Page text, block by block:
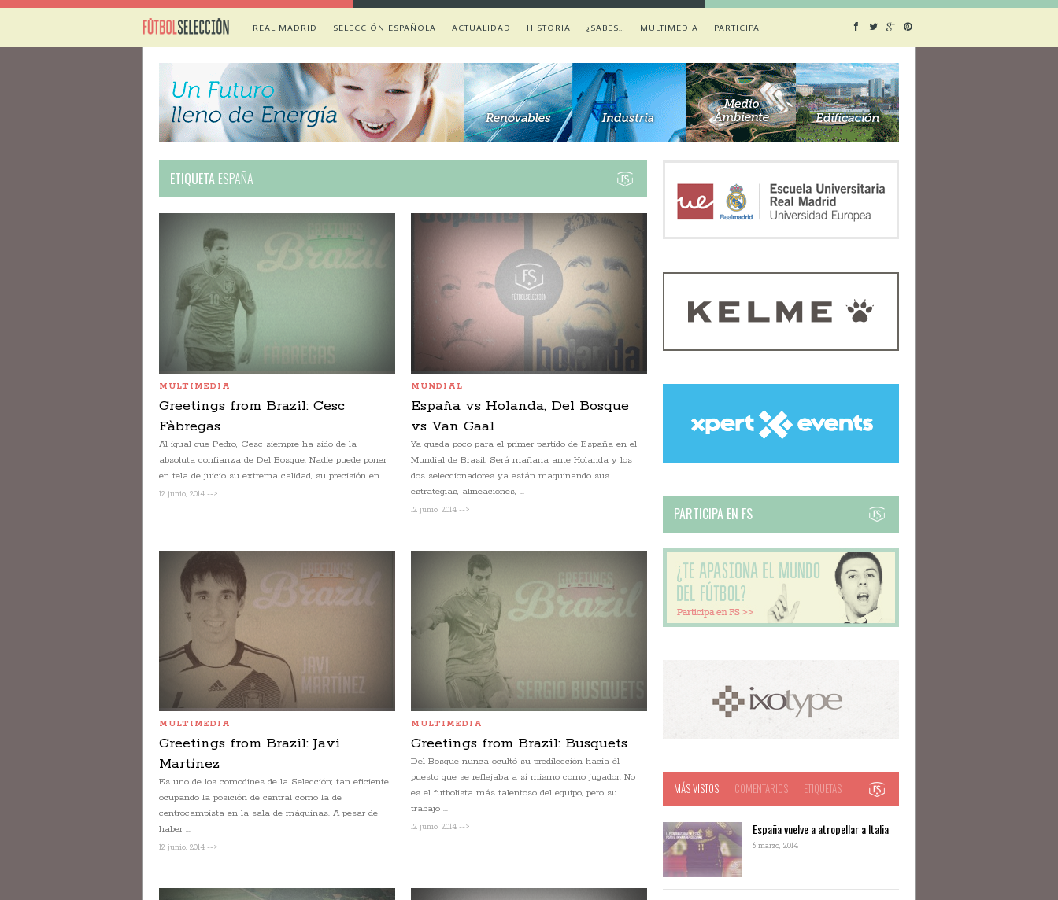
REAL MADRID SELECCIÓN ESPAÑOLA ACTUALIDAD HISTORIA ¿SABES… MULTIMEDIA PARTICIPA
ETIQUETA ESPAÑA
MULTIMEDIA
Greetings from Brazil: Cesc
Fàbregas
Al igual que Pedro, Cesc siempre ha sido de la
absoluta confianza de Del Bosque. Nadie puede poner
en tela de juicio su extrema calidad, su precisión en ...
12 junio, 2014 -->
MUNDIAL
España vs Holanda, Del Bosque
vs Van Gaal
Ya queda poco para el primer partido de España en el
Mundial de Brasil. Será mañana ante Holanda y los
dos seleccionadores ya están maquinando sus
estrategias, alineaciones, ...
12 junio, 2014 -->
MULTIMEDIA
Greetings from Brazil: Javi
Martínez
Es uno de los comodines de la Selección; tan eficiente
ocupando la posición de central como la de
centrocampista en la sala de máquinas. A pesar de
haber ...
12 junio, 2014 -->
MULTIMEDIA
Greetings from Brazil: Busquets
Del Bosque nunca ocultó su predilección hacia él,
puesto que se reflejaba a sí mismo como jugador. No
es el futbolista más talentoso del equipo, pero su
trabajo ...
12 junio, 2014 -->
PARTICIPA EN FS
MÁS VISTOS COMENTARIOS ETIQUETAS
España vuelve a atropellar a Italia
6 marzo, 2014